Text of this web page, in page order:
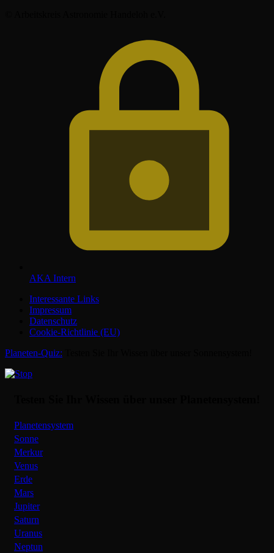
AKA Intern
Interessante Links
Impressum
Datenschutz
Cookie-Richtlinie (EU)
Nach
Planeten-Quiz:
Planetensystem
Sonne
Merkur
Venus
Erde
Mars
Jupiter
Saturn
Uranus
Neptun